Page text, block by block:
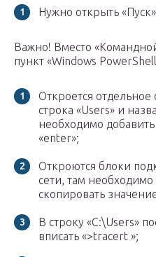
Нужно открыть
Важно! Вместо
пункт «Windows
Откроется
строка «Users» и
необходимо
«enter»;
Откроются блоки
сети, там необходимо
скопировать
В строку «C:\Users»
вписать «>tracert »;